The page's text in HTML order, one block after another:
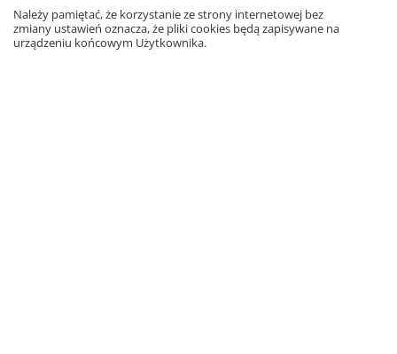
Program komputerowy
Dostęp online
Należy pamiętać, że korzystanie ze strony internetowej bez
zmiany ustawień oznacza, że pliki cookies będą zapisywane na
urządzeniu końcowym Użytkownika.